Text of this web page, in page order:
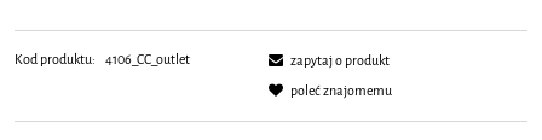
Kod produktu: 4106_CC_outlet
zapytaj o produkt
poleć znajomemu